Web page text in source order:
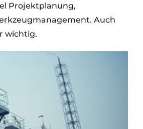
Projektplanung,
Auch
wichtig.